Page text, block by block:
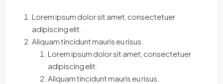
Lorem ipsum dolor sit amet, consectetuer
adipiscing elit.
Aliquam tincidunt mauris eu risus.
Lorem ipsum dolor sit amet, consectetuer
adipiscing elit.
Aliquam tincidunt mauris eu risus.